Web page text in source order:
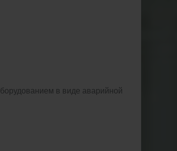
в виде аварийной